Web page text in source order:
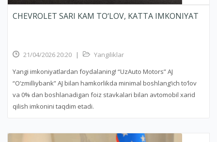
CHEVROLET SARI KAM TO‘LOV, KATTA IMKONIYAT
21/04/2026 20:20 |
Yangiliklar
Yangi imkoniyatlardan foydalaning! “UzAuto Motors” AJ
“O‘zmilliybank” AJ bilan hamkorlikda minimal boshlang‘ich to‘lov
va 0% dan boshlanadigan foiz stavkalari bilan avtomobil xarid
qilish imkonini taqdim etadi.